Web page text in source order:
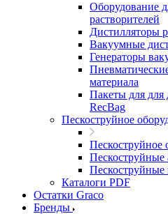
Оборудование
растворителей
Дистилляторы
Вакуумные
Генераторы
материала
Пакеты для для
RecBag
Пескоструйное
Пескоструйное
Пескоструйные
Пескоструйные
Каталоги PDF
Остатки Graco
Бренды